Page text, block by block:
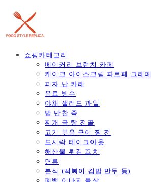
쇼핑카테고리
베이커리 브런치 카페
케이크 아이스크림 파르페 크레페
피자 난 카레
음료 빙수
야채 샐러드 과일
밥 반찬 죽
찌개 국 탕 전골
고기 볶음 구이 찜 전
도시락 테이크아웃
해산물 튀김 꼬치
면류
분식 (떡볶이 김밥 만두 등)